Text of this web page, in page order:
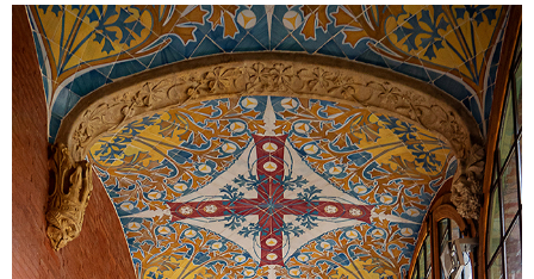
Alexandra Bedoya – La Constancia detrás de La Paletería
El Despertar de la Calidez: Acabados Dorados de FV para Elevar tu Espacio